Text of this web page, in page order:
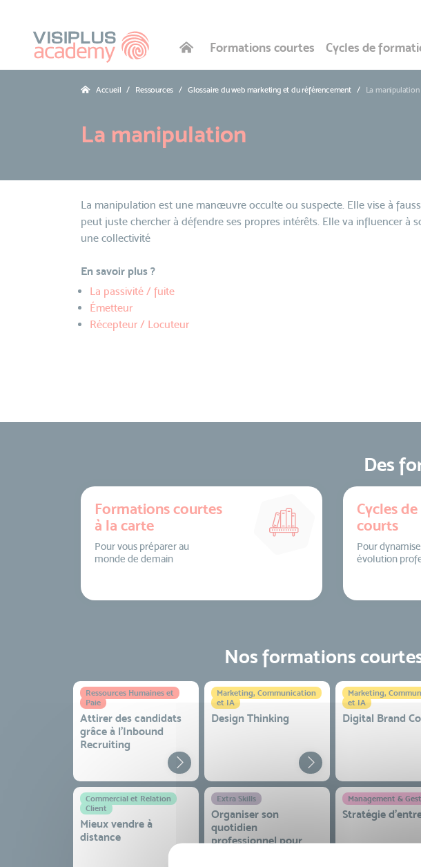
Formations courtes Cycles de
Accueil Ressources Glossaire du web marketing et du référencement La manipulation
La manipulation
La manipulation est une manœuvre occulte ou suspecte. Elle vise à
peut juste chercher à défendre ses propres intérêts. Elle va influencer à
une collectivité
En savoir plus ?
La passivité / fuite
Émetteur
Récepteur / Locuteur
Des
Formations courtes
à la carte
Pour vous préparer au
monde de demain
Cycles
courts
Pour
évolution
Nos formations
Ressources Humaines et
Paie
Attirer des candidats
grâce à l’Inbound
Recruiting
Marketing, Communication
et IA
Design Thinking
Marketing,
et IA
Digital Brand
Commercial et Relation
Client
Mieux vendre à
distance
Extra Skills
Organiser son
quotidien
professionnel pour
Management &
Stratégie